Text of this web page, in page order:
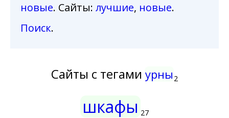
новые. Сайты: лучшие, новые.
Поиск.
Сайты с тегами урны 2
шкафы 27